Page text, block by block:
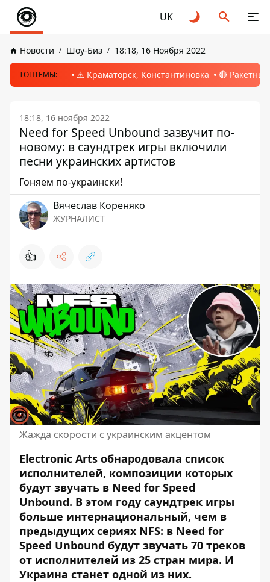
UK
Новости Шоу-Биз 18:18, 16 Ноября 2022
ТОПТЕМЫ: ⚠️ Краматорск, Константиновка 🔴
18:18, 16 ноября 2022
Need for Speed Unbound зазвучит по-
новому: в саундтрек игры включили
песни украинских артистов
Гоняем по-украински!
Вячеслав Кореняко
ЖУРНАЛИСТ
👍
Жажда скорости с украинским акцентом
Electronic Arts обнародовала список
исполнителей, композиции которых
будут звучать в Need for Speed ​​
Unbound. В этом году саундтрек игры
больше интернациональный, чем в
предыдущих сериях NFS: в Need for
Speed ​​Unbound будут звучать 70 треков
от исполнителей из 25 стран мира. И
Украина станет одной из них.